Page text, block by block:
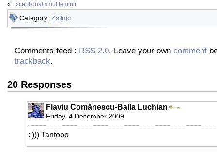
« Exceptionalismul feminin
Category: Zsilnic
Comments feed : RSS 2.0. Leave your own comment
trackback.
20 Responses
Flaviu Comănescu-Balla Luchian
Friday, 4 December 2009
: ))) Tanțooo